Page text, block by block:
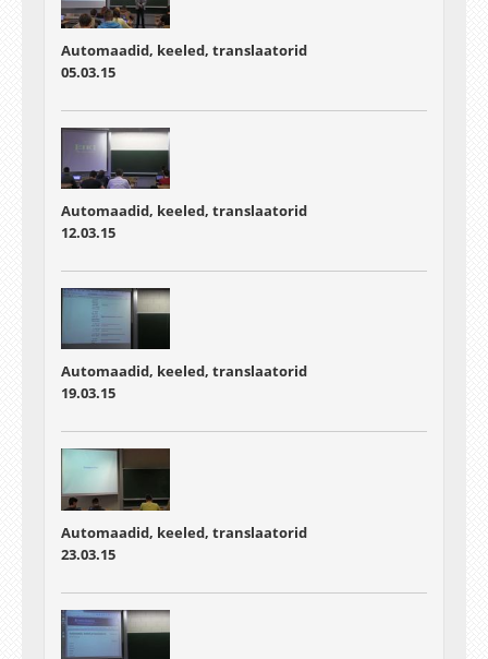
Automaadid, keeled, translaatorid
05.03.15
Automaadid, keeled, translaatorid
12.03.15
Automaadid, keeled, translaatorid
19.03.15
Automaadid, keeled, translaatorid
23.03.15